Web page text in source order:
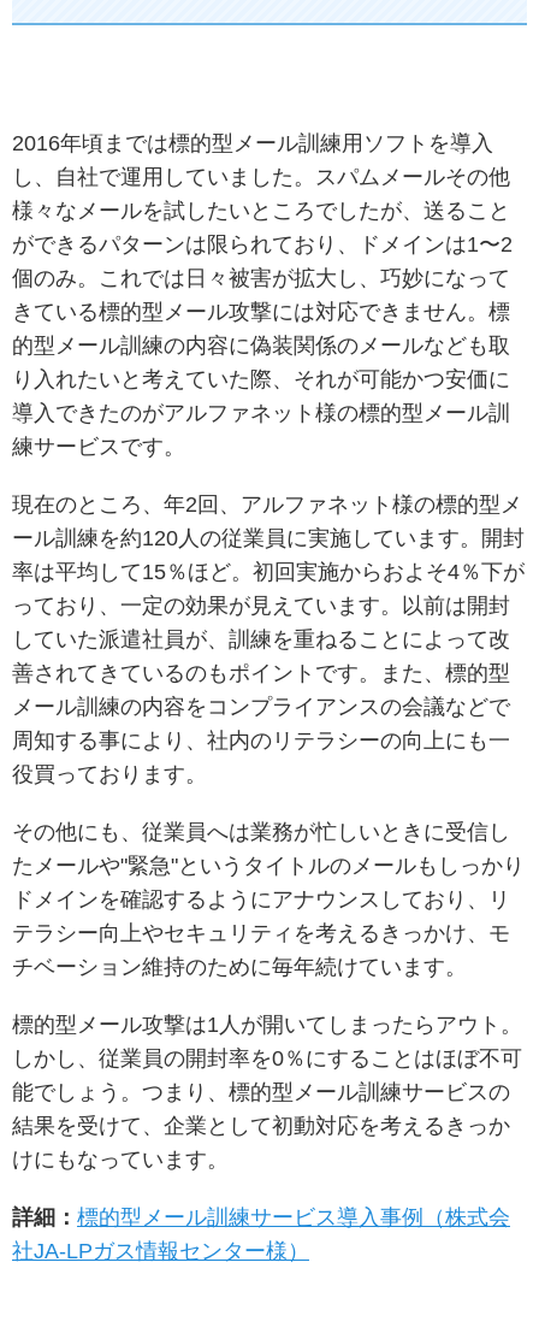
2016年頃までは標的型メール訓練用ソフトを導入
し、自社で運用していました。スパムメールその他
様々なメールを試したいところでしたが、送ること
ができるパターンは限られており、ドメインは1〜2
個のみ。これでは日々被害が拡大し、巧妙になって
きている標的型メール攻撃には対応できません。標
的型メール訓練の内容に偽装関係のメールなども取
り入れたいと考えていた際、それが可能かつ安価に
導入できたのがアルファネット様の標的型メール訓
練サービスです。
現在のところ、年2回、アルファネット様の標的型メ
ール訓練を約120人の従業員に実施しています。開封
率は平均して15％ほど。初回実施からおよそ4％下が
っており、一定の効果が見えています。以前は開封
していた派遣社員が、訓練を重ねることによって改
善されてきているのもポイントです。また、標的型
メール訓練の内容をコンプライアンスの会議などで
周知する事により、社内のリテラシーの向上にも一
役買っております。
その他にも、従業員へは業務が忙しいときに受信し
たメールや"緊急"というタイトルのメールもしっかり
ドメインを確認するようにアナウンスしており、リ
テラシー向上やセキュリティを考えるきっかけ、モ
チベーション維持のために毎年続けています。
標的型メール攻撃は1人が開いてしまったらアウト。
しかし、従業員の開封率を0％にすることはほぼ不可
能でしょう。つまり、標的型メール訓練サービスの
結果を受けて、企業として初動対応を考えるきっか
けにもなっています。
詳細： 標的型メール訓練サービス導入事例（株式会
社JA-LPガス情報センター様）